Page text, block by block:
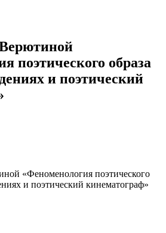
поэтического образа
и поэтический